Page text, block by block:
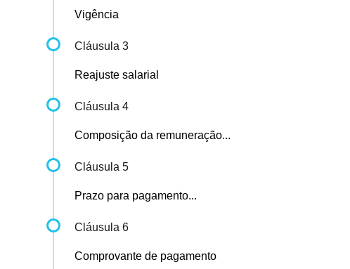
Vigência
Cláusula 3
Reajuste salarial
Cláusula 4
Composição da remuneração...
Cláusula 5
Prazo para pagamento...
Cláusula 6
Comprovante de pagamento